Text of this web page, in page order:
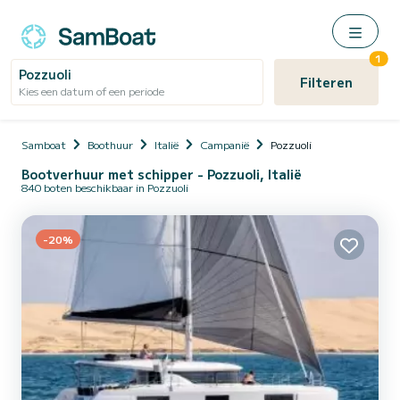
Pozzuoli
Kies een datum of een periode Filteren
1
Samboat Boothuur Italië Campanië Pozzuoli
Bootverhuur met schipper - Pozzuoli, Italië
840 boten beschikbaar in Pozzuoli
-20%